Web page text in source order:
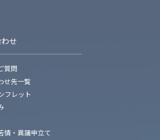
せ
質問
せ先一覧
フレット
情・異議申立て